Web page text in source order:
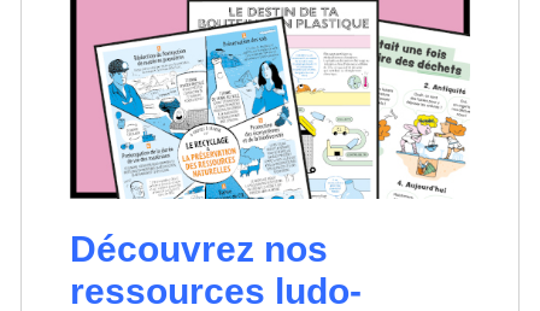
Découvrez nos
ressources ludo-